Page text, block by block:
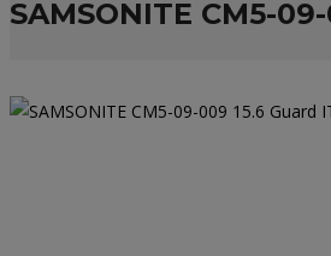
SAMSONITE CM5-